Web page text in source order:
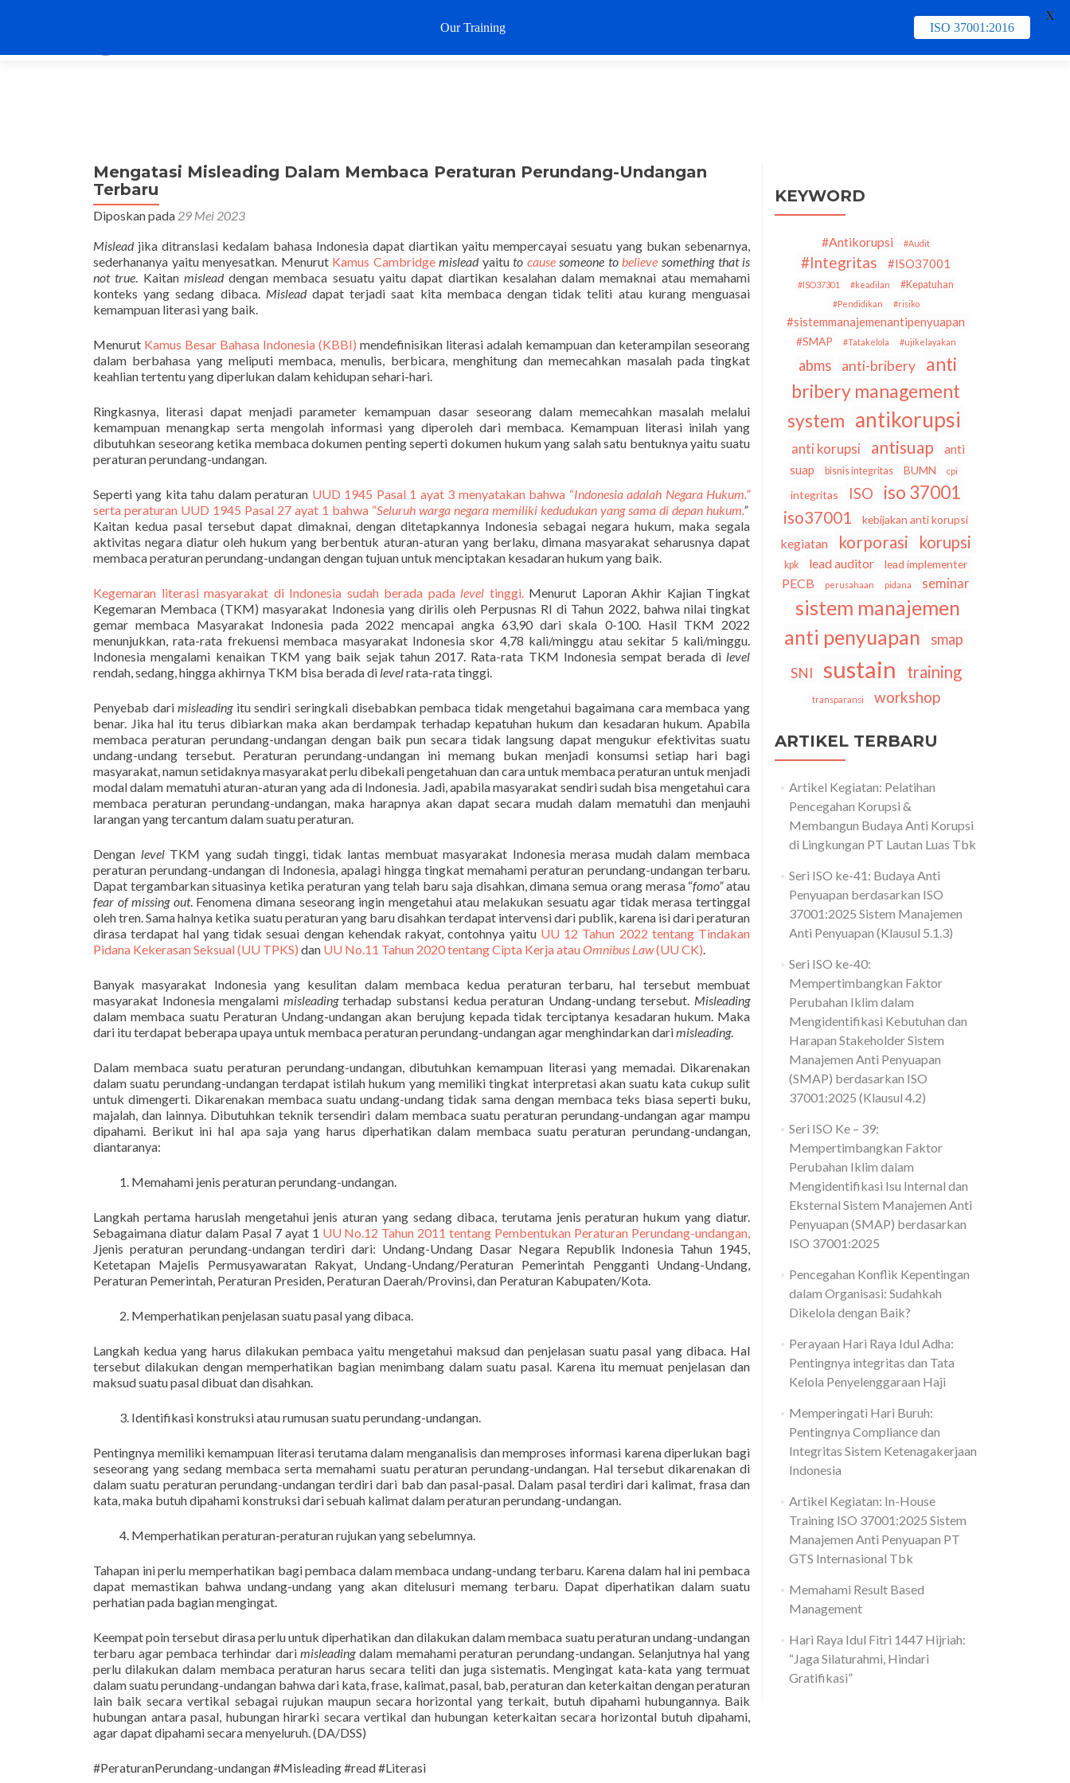
Training & Schedule
Mengatasi Misleading Dalam Membaca Peraturan Perundang-Undangan
Terbaru
Diposkan pada 29 Mei 2023
Misleadjika ditranslasi kedalam bahasa Indonesia dapat diartikan yaitu mempercayai sesuatu yang bukan sebenarnya,
sederhananya yaitu menyesatkan. Menurut Kamus Cambridge mislead yaituto causesomeone tobelieve something that is
not true. Kaitan misleaddengan membaca sesuatu yaitu dapat diartikan kesalahan dalam memaknai atau memahami
konteks yang sedang dibaca. Misleaddapat terjadi saat kita membaca dengan tidak teliti atau kurang menguasai
kemampuan literasi yang baik.
Menurut Kamus Besar Bahasa Indonesia (KBBI) mendefinisikan literasi adalah kemampuan dan keterampilan seseorang
dalam berbahasa yang meliputi membaca, menulis, berbicara, menghitung dan memecahkan masalah pada tingkat
keahlian tertentu yang diperlukan dalam kehidupan sehari-hari.
Ringkasnya, literasi dapat menjadi parameter kemampuan dasar seseorang dalam memecahkan masalah melalui
kemampuan menangkap serta mengolah informasi yang diperoleh dari membaca. Kemampuan literasi inilah yang
dibutuhkan seseorang ketika membaca dokumen penting seperti dokumen hukum yang salah satu bentuknya yaitu suatu
peraturan perundang-undangan.
Seperti yang kita tahu dalam peraturan UUD 1945 Pasal 1 ayat 3 menyatakan bahwa “Indonesia adalah Negara Hukum.”
serta peraturan UUD 1945 Pasal 27 ayat 1 bahwa “Seluruh warga negara memiliki kedudukan yang sama di depan hukum.”
Kaitan kedua pasal tersebut dapat dimaknai, dengan ditetapkannya Indonesia sebagai negara hukum, maka segala
aktivitas negara diatur oleh hukum yang berbentuk aturan-aturan yang berlaku, dimana masyarakat seharusnya dapat
membaca peraturan perundang-undangan dengan tujuan untuk menciptakan kesadaran hukum yang baik.
Kegemaran literasi masyarakat di Indonesia sudah berada pada level tinggi.Menurut Laporan Akhir Kajian Tingkat
Kegemaran Membaca (TKM) masyarakat Indonesia yang dirilis oleh Perpusnas RI di Tahun 2022, bahwa nilai tingkat
gemar membaca Masyarakat Indonesia pada 2022 mencapai angka 63,90 dari skala 0-100. Hasil TKM 2022
menunjukkan, rata-rata frekuensi membaca masyarakat Indonesia skor 4,78 kali/minggu atau sekitar 5 kali/minggu.
Indonesia mengalami kenaikan TKM yang baik sejak tahun 2017. Rata-rata TKM Indonesia sempat berada di level
rendah, sedang, hingga akhirnya TKM bisa berada di levelrata-rata tinggi.
Penyebab darimisleadingitu sendiri seringkali disebabkan pembaca tidak mengetahui bagaimana cara membaca yang
benar. Jika hal itu terus dibiarkan maka akan berdampak terhadap kepatuhan hukum dan kesadaran hukum. Apabila
membaca peraturan perundang-undangan dengan baik pun secara tidak langsung dapat mengukur efektivitas suatu
undang-undang tersebut. Peraturan perundang-undangan ini memang bukan menjadi konsumsi setiap hari bagi
masyarakat, namun setidaknya masyarakat perlu dibekali pengetahuan dan cara untuk membaca peraturan untuk menjadi
modal dalam mematuhi aturan-aturan yang ada di Indonesia. Jadi, apabila masyarakat sendiri sudah bisa mengetahui cara
membaca peraturan perundang-undangan, maka harapnya akan dapat secara mudah dalam mematuhi dan menjauhi
larangan yang tercantum dalam suatu peraturan.
Dengan levelTKM yang sudah tinggi, tidak lantas membuat masyarakat Indonesia merasa mudah dalam membaca
peraturan perundang-undangan di Indonesia, apalagi hingga tingkat memahami peraturan perundang-undangan terbaru.
Dapat tergambarkan situasinya ketika peraturan yang telah baru saja disahkan, dimana semua orang merasa “fomo”atau
fear of missing out. Fenomena dimana seseorang ingin mengetahui atau melakukan sesuatu agar tidak merasa tertinggal
oleh tren. Sama halnya ketika suatu peraturan yang baru disahkan terdapat intervensi dari publik, karena isi dari peraturan
dirasa terdapat hal yang tidak sesuai dengan kehendak rakyat, contohnya yaitu UU 12 Tahun 2022 tentang Tindakan
Pidana Kekerasan Seksual (UU TPKS) dan UU No.11 Tahun 2020 tentang Cipta Kerja atauOmnibus Law(UU CK).
Banyak masyarakat Indonesia yang kesulitan dalam membaca kedua peraturan terbaru, hal tersebut membuat
masyarakat Indonesia mengalami misleadingterhadap substansi kedua peraturan Undang-undang tersebut. Misleading
dalam membaca suatu Peraturan Undang-undangan akan berujung kepada tidak terciptanya kesadaran hukum. Maka
dari itu terdapat beberapa upaya untuk membaca peraturan perundang-undangan agar menghindarkan darimisleading.
Dalam membaca suatu peraturan perundang-undangan, dibutuhkan kemampuan literasi yang memadai. Dikarenakan
dalam suatu perundang-undangan terdapat istilah hukum yang memiliki tingkat interpretasi akan suatu kata cukup sulit
untuk dimengerti. Dikarenakan membaca suatu undang-undang tidak sama dengan membaca teks biasa seperti buku,
majalah, dan lainnya. Dibutuhkan teknik tersendiri dalam membaca suatu peraturan perundang-undangan agar mampu
dipahami. Berikut ini hal apa saja yang harus diperhatikan dalam membaca suatu peraturan perundang-undangan,
diantaranya:
Memahami jenis peraturan perundang-undangan.
Langkah pertama haruslah mengetahui jenis aturan yang sedang dibaca, terutama jenis peraturan hukum yang diatur.
Sebagaimana diatur dalam Pasal 7 ayat 1 UU No.12 Tahun 2011 tentang Pembentukan Peraturan Perundang-undangan,
Jjenis peraturan perundang-undangan terdiri dari: Undang-Undang Dasar Negara Republik Indonesia Tahun 1945,
Ketetapan Majelis Permusyawaratan Rakyat, Undang-Undang/Peraturan Pemerintah Pengganti Undang-Undang,
Peraturan Pemerintah, Peraturan Presiden, Peraturan Daerah/Provinsi, dan Peraturan Kabupaten/Kota.
Memperhatikan penjelasan suatu pasal yang dibaca.
Langkah kedua yang harus dilakukan pembaca yaitu mengetahui maksud dan penjelasan suatu pasal yang dibaca. Hal
tersebut dilakukan dengan memperhatikan bagian menimbang dalam suatu pasal. Karena itu memuat penjelasan dan
maksud suatu pasal dibuat dan disahkan.
Identifikasi konstruksi atau rumusan suatu perundang-undangan.
Pentingnya memiliki kemampuan literasi terutama dalam menganalisis dan memproses informasi karena diperlukan bagi
seseorang yang sedang membaca serta memahami suatu peraturan perundang-undangan. Hal tersebut dikarenakan di
dalam suatu peraturan perundang-undangan terdiri dari bab dan pasal-pasal. Dalam pasal terdiri dari kalimat, frasa dan
kata, maka butuh dipahami konstruksi dari sebuah kalimat dalam peraturan perundang-undangan.
Memperhatikan peraturan-peraturan rujukan yang sebelumnya.
Tahapan ini perlu memperhatikan bagi pembaca dalam membaca undang-undang terbaru. Karena dalam hal ini pembaca
dapat memastikan bahwa undang-undang yang akan ditelusuri memang terbaru. Dapat diperhatikan dalam suatu
perhatian pada bagian mengingat.
Keempat poin tersebut dirasa perlu untuk diperhatikan dan dilakukan dalam membaca suatu peraturan undang-undangan
terbaru agar pembaca terhindar darimisleadingdalam memahami peraturan perundang-undangan. Selanjutnya hal yang
perlu dilakukan dalam membaca peraturan harus secara teliti dan juga sistematis. Mengingat kata-kata yang termuat
dalam suatu perundang-undangan bahwa dari kata, frase, kalimat, pasal, bab, peraturan dan keterkaitan dengan peraturan
lain baik secara vertikal sebagai rujukan maupun secara horizontal yang terkait, butuh dipahami hubungannya. Baik
hubungan antara pasal, hubungan hirarki secara vertikal dan hubungan keterkaitan secara horizontal butuh dipahami,
agar dapat dipahami secara menyeluruh. (DA/DSS)
#PeraturanPerundang-undangan #Misleading #read #Literasi
KEYWORD
#Antikorupsi #Audit
#Integritas #ISO37001
#ISO37301 #keadilan #Kepatuhan
#Pendidikan #risiko
#sistemmanajemenantipenyuapan
#SMAP #Tatakelola #ujikelayakan
abms anti-bribery
anti
bribery management
system antikorupsi
anti korupsi antisuap
anti
suap
bisnis integritas BUMN cpi
integritas ISO iso 37001
iso37001 kebijakan anti korupsi
kegiatan korporasi korupsi
kpk lead auditor lead implementer
PECB perusahaan pidana seminar
sistem manajemen
anti penyuapan
smap
SNI sustain training
transparansi workshop
ARTIKEL TERBARU
Artikel Kegiatan: Pelatihan
Pencegahan Korupsi &
Membangun Budaya Anti Korupsi
di Lingkungan PT Lautan Luas Tbk
Seri ISO ke-41: Budaya Anti
Penyuapan berdasarkan ISO
37001:2025 Sistem Manajemen
Anti Penyuapan (Klausul 5.1.3)
Seri ISO ke-40:
Mempertimbangkan Faktor
Perubahan Iklim dalam
Mengidentifikasi Kebutuhan dan
Harapan Stakeholder Sistem
Manajemen Anti Penyuapan
(SMAP) berdasarkan ISO
37001:2025 (Klausul 4.2)
Seri ISO Ke – 39:
Mempertimbangkan Faktor
Perubahan Iklim dalam
Mengidentifikasi Isu Internal dan
Eksternal Sistem Manajemen Anti
Penyuapan (SMAP) berdasarkan
ISO 37001:2025
Pencegahan Konflik Kepentingan
dalam Organisasi: Sudahkah
Dikelola dengan Baik?
Perayaan Hari Raya Idul Adha:
Pentingnya integritas dan Tata
Kelola Penyelenggaraan Haji
Memperingati Hari Buruh:
Pentingnya Compliance dan
Integritas Sistem Ketenagakerjaan
Indonesia
Artikel Kegiatan: In-House
Training ISO 37001:2025 Sistem
Manajemen Anti Penyuapan PT
GTS Internasional Tbk
Memahami Result Based
Management
Hari Raya Idul Fitri 1447 Hijriah:
“Jaga Silaturahmi, Hindari
Gratifikasi”
Our Training ISO 37001:2016
X